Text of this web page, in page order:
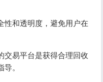
性和透明度，避免用户在
交易平台是获得合理回收
。